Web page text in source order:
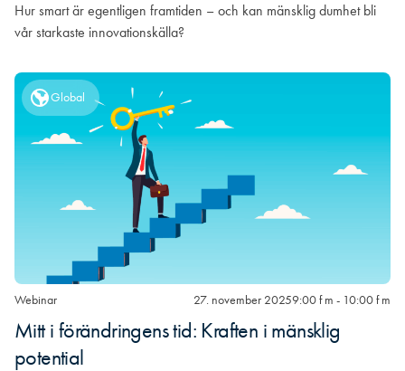
Hur smart är egentligen framtiden – och kan mänsklig dumhet bli
vår starkaste innovationskälla?
Global
Webinar 27. november 20259:00 f m - 10:00 f m
Mitt i förändringens tid: Kraften i mänsklig
potential